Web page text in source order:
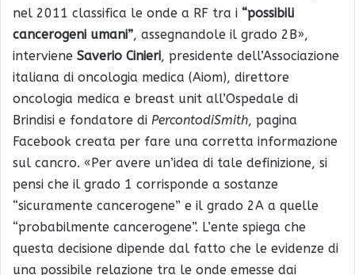
nel 2011 classifica le onde a RF tra i “possibili
cancerogeni umani”, assegnandole il grado 2B»,
interviene Saverio Cinieri, presidente dell’Associazione
italiana di oncologia medica (Aiom), direttore
oncologia medica e breast unit all’Ospedale di
Brindisi e fondatore di PercontodiSmith, pagina
Facebook creata per fare una corretta informazione
sul cancro. «Per avere un’idea di tale definizione, si
pensi che il grado 1 corrisponde a sostanze
“sicuramente cancerogene” e il grado 2A a quelle
“probabilmente cancerogene”. L’ente spiega che
questa decisione dipende dal fatto che le evidenze di
una possibile relazione tra le onde emesse dai